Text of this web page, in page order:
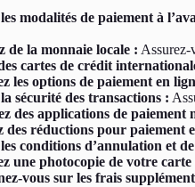
modalités de paiement à
de la monnaie locale : Assurez-
cartes de crédit
les options de paiement en
sécurité des transactions :
des applications de paiement
des réductions pour paiement
conditions d’annulation et
une photocopie de votre carte
vous sur les frais